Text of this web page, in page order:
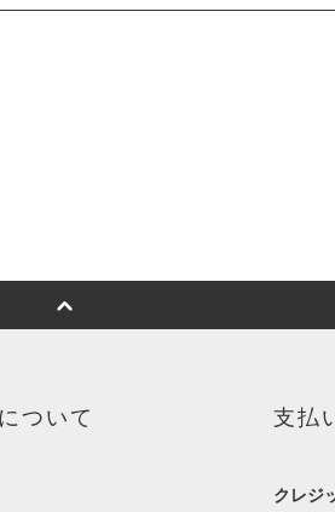
ついて 支払
クレジ